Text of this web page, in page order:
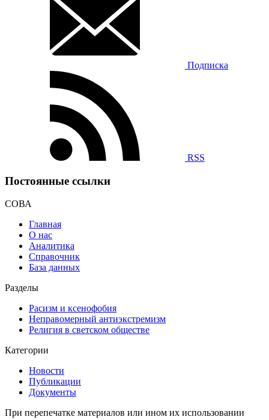
Подписка
RSS
Постоянные ссылки
СОВА
Главная
О нас
Аналитика
Справочник
База данных
Разделы
Расизм и ксенофобия
Неправомерный антиэкстремизм
Религия в светском обществе
Категории
Новости
Публикации
Документы
При перепечатке материалов или ином их использовании